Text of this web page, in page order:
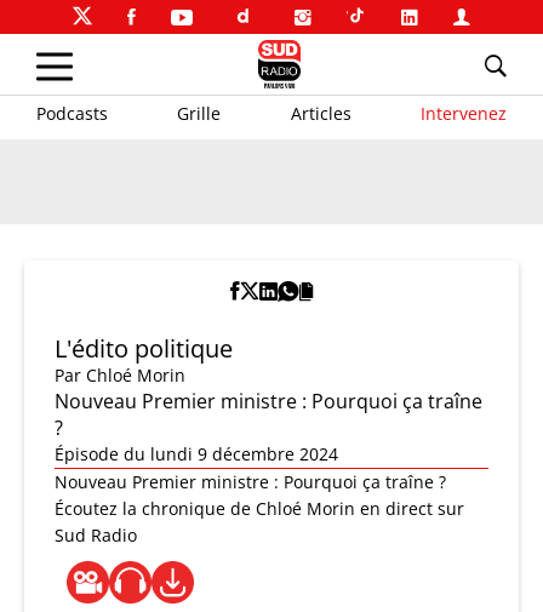
Podcasts Grille Articles Intervenez
L'édito politique
Par Chloé Morin
Nouveau Premier ministre : Pourquoi ça traîne
?
Épisode du lundi 9 décembre 2024
Nouveau Premier ministre : Pourquoi ça traîne ?
Écoutez la chronique de Chloé Morin en direct sur
Sud Radio